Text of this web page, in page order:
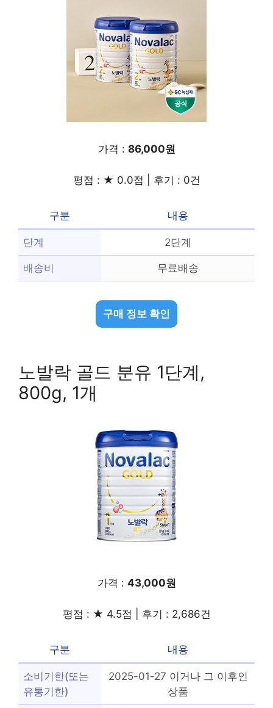
가격 : 86,000원
평점 : ★ 0.0점 | 후기 : 0건
구분 내용
단계 2단계
배송비 무료배송
구매 정보 확인
노발락 골드 분유 1단계,
800g, 1개
가격 : 43,000원
평점 : ★ 4.5점 | 후기 : 2,686건
구분 내용
소비기한(또는
유통기한)
2025-01-27 이거나 그 이후인
상품